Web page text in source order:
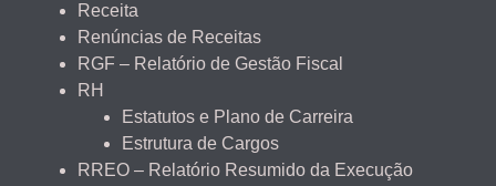
Receita
Renúncias de Receitas
RGF – Relatório de Gestão Fiscal
RH
Estatutos e Plano de Carreira
Estrutura de Cargos
RREO – Relatório Resumido da Execução